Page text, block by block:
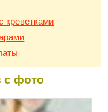
креветками
с фото